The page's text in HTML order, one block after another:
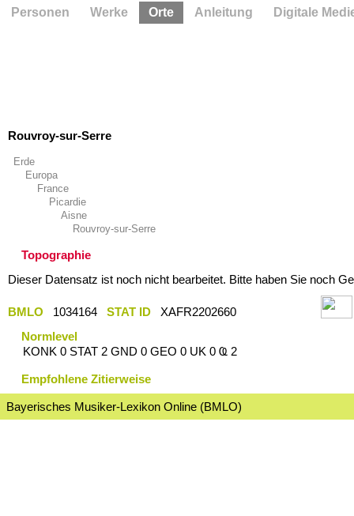
Rouvroy-sur-Serre
Erde
Europa
France
Picardie
Aisne
Rouvroy-sur-Serre
Topographie
Dieser Datensatz ist noch nicht bearbeitet. Bitte haben Sie noch
BMLO 1034164 STAT ID
XAFR2202660
Normlevel
KONK 0 STAT 2 GND 0 GEO 0 UK 0 Ҩ 2
Empfohlene Zitierweise
Bayerisches Musiker-Lexikon Online (BMLO)
Personen Werke Orte Anleitung Digitale